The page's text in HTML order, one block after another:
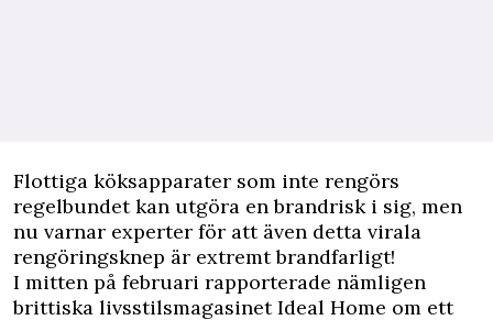
Flottiga köksapparater som inte rengörs
regelbundet kan utgöra en brandrisk i sig, men
nu varnar experter för att även detta virala
rengöringsknep är extremt brandfarligt!
I mitten på februari rapporterade nämligen
brittiska livsstilsmagasinetIdeal Home om ett